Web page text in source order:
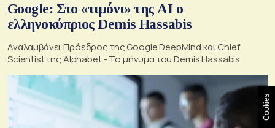
Google: Στο «τιμόνι» της AI ο
ελληνοκύπριος Demis Hassabis
Αναλαμβάνει Πρόεδρος της Google DeepMind και Chief
Scientist της Alphabet - Το μήνυμα του Demis Hassabis
Cookies